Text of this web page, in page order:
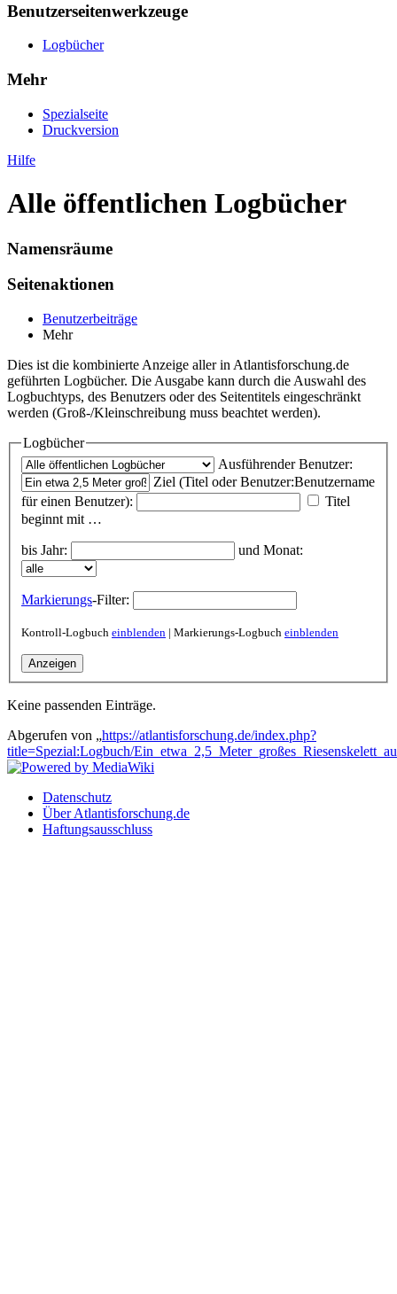
Benutzerseitenwerkzeuge
Logbücher
Mehr
Spezialseite
Druckversion
Hilfe
Alle öffentlichen Logbücher
Namensräume
Seitenaktionen
Benutzerbeiträge
Mehr
Dies ist die kombinierte Anzeige aller in Atlantisforschung.de
geführten Logbücher. Die Ausgabe kann durch die Auswahl des
Logbuchtyps, des Benutzers oder des Seitentitels eingeschränkt
werden (Groß-/Kleinschreibung muss beachtet werden).
Logbücher
Ausführender Benutzer:
Ziel (Titel oder Benutzer:Benutzername
für einen Benutzer):
Titel
beginnt mit …
bis Jahr: und Monat:
Markierungs-Filter:
Kontroll-Logbuch einblenden | Markierungs-Logbuch einblenden
Keine passenden Einträge.
Abgerufen von „https://atlantisforschung.de/index.php?
title=Spezial:Logbuch/
Datenschutz
Über Atlantisforschung.de
Haftungsausschluss